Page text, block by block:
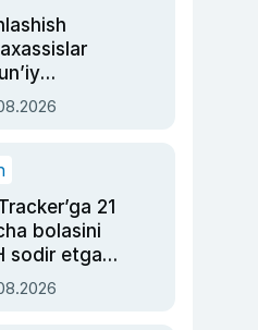
xavotir
21
bolasini
sodir etgan
o‘qildi